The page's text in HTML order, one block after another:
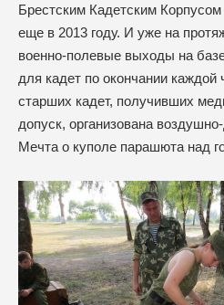
Брестским Кадетским
еще в 2013 году. И уже на
военно-полевые выходы на
для кадет по окончании каждой
старших кадет, получивших
допуск, организована
Мечта о куполе парашюта над